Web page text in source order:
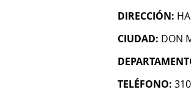
DIRECCIÓN:
CIUDAD: DON
TELÉFONO: